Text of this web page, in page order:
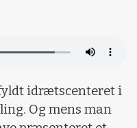
idrætscenteret i
Og mens man